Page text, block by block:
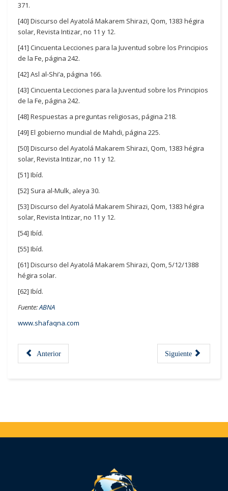
371.
[40] Discurso del Ayatolá Makarem Shirazi, Qom, 1383 hégira
solar, Revista Intizar, no 11 y 12.
[41] Cincuenta Lecciones para la Juventud sobre los Principios
de la Fe, página 242.
[42] Asl al-Shi’a, página 166.
[43] Cincuenta Lecciones para la Juventud sobre los Principios
de la Fe, página 242.
[48] Respuestas a preguntas religiosas, página 218.
[49] El gobierno mundial de Mahdi, página 225.
[50] Discurso del Ayatolá Makarem Shirazi, Qom, 1383 hégira
solar, Revista Intizar, no 11 y 12.
[51] Ibíd.
[52] Sura al-Mulk, aleya 30.
[53] Discurso del Ayatolá Makarem Shirazi, Qom, 1383 hégira
solar, Revista Intizar, no 11 y 12.
[54] Ibíd.
[55] Ibíd.
[61] Discurso del Ayatolá Makarem Shirazi, Qom, 5/12/1388
hégira solar.
[62] Ibíd.
Fuente:ABNA
www.shafaqna.com
Anterior Siguiente